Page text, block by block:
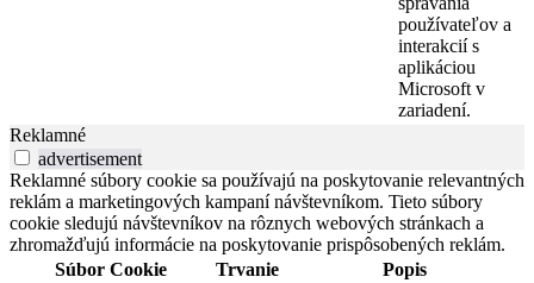
používateľov a
interakcií s
aplikáciou
Microsoft v
zariadení.
Reklamné
advertisement
Reklamné súbory cookie sa používajú na poskytovanie relevantných
reklám a marketingových kampaní návštevníkom. Tieto súbory
cookie sledujú návštevníkov na rôznych webových stránkach a
zhromažďujú informácie na poskytovanie prispôsobených reklám.
Súbor Cookie
Trvanie Popis